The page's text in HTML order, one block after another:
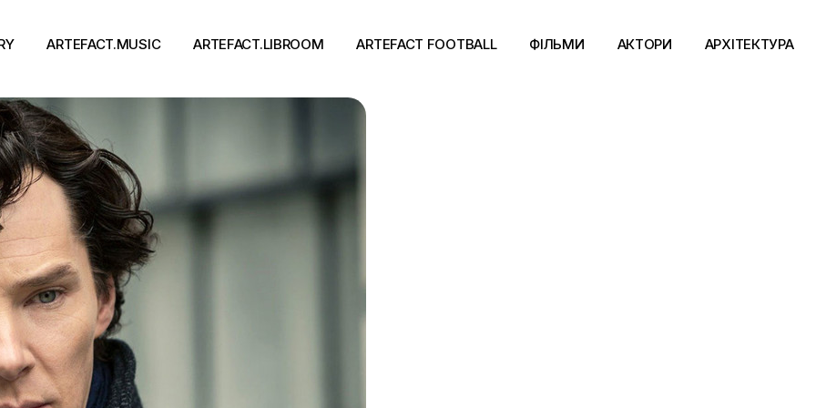
ARTEFACT.MUSIC
Виконавці
Альбоми
Концерти
ARTEFACT.LIBROOM
Події
ARTEFACT FOOTBALL ФІЛЬМИ АКТОРИ АРХІТЕКТУРА